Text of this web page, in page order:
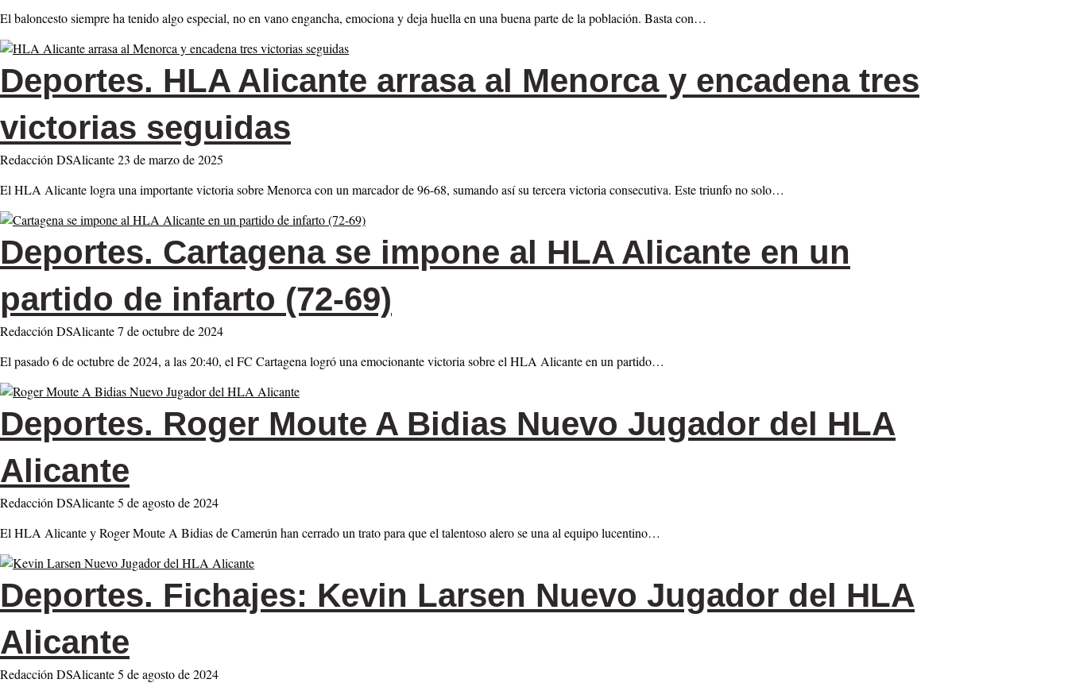
El baloncesto siempre ha tenido algo especial, no en vano engancha, emociona y deja huella en una buena parte de la población. Basta con…
Deportes. HLA Alicante arrasa al Menorca y encadena tres
victorias seguidas
Redacción DSAlicante23 de marzo de 2025
El HLA Alicante logra una importante victoria sobre Menorca con un marcador de 96-68, sumando así su tercera victoria consecutiva. Este triunfo no solo…
Deportes. Cartagena se impone al HLA Alicante en un
partido de infarto (72-69)
Redacción DSAlicante7 de octubre de 2024
El pasado 6 de octubre de 2024, a las 20:40, el FC Cartagena logró una emocionante victoria sobre el HLA Alicante en un partido…
Deportes. Roger Moute A Bidias Nuevo Jugador del HLA
Alicante
Redacción DSAlicante5 de agosto de 2024
El HLA Alicante y Roger Moute A Bidias de Camerún han cerrado un trato para que el talentoso alero se una al equipo lucentino…
Deportes. Fichajes: Kevin Larsen Nuevo Jugador del HLA
Alicante
Redacción DSAlicante5 de agosto de 2024